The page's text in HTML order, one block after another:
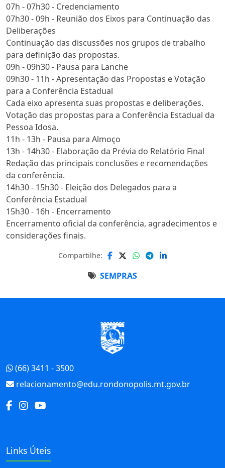
07h - 07h30 - Credenciamento
07h30 - 09h - Reunião dos Eixos para Continuação das
Deliberações
Continuação das discussões nos grupos de trabalho
para definição das propostas.
09h - 09h30 - Pausa para Lanche
09h30 - 11h - Apresentação das Propostas e Votação
para a Conferência Estadual
Cada eixo apresenta suas propostas e deliberações.
Votação das propostas para a Conferência Estadual da
Pessoa Idosa.
11h - 13h - Pausa para Almoço
13h - 14h30 - Elaboração da Prévia do Relatório Final
Redação das principais conclusões e recomendações
da conferência.
14h30 - 15h30 - Eleição dos Delegados para a
Conferência Estadual
15h30 - 16h - Encerramento
Encerramento oficial da conferência, agradecimentos e
considerações finais.
SEMPRAS
Compartilhe:
(66) 3411 - 3500
relacionamento@edu.rondonopolis.mt.gov.br
Links Úteis